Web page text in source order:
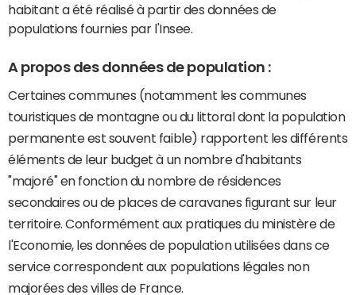
habitant a été réalisé à partir des données de
populations fournies par l'Insee.
A propos des données de population :
Certaines communes (notamment les communes
touristiques de montagne ou du littoral dont la population
permanente est souvent faible) rapportent les différents
éléments de leur budget à un nombre d'habitants
"majoré" en fonction du nombre de résidences
secondaires ou de places de caravanes figurant sur leur
territoire. Conformément aux pratiques du ministère de
l'Economie, les données de population utilisées dans ce
service correspondent aux populations légales non
majorées des villes de France.